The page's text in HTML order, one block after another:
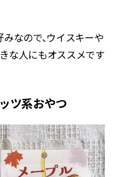
なので、ウイスキーや
な人にもオススメです
ツ系おやつ